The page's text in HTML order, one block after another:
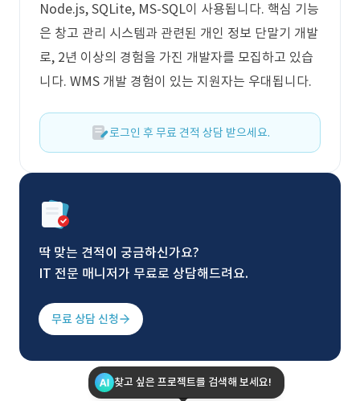
Node.js, SQLite, MS-SQL이 사용됩니다. 핵심 기능
은 창고 관리 시스템과 관련된 개인 정보 단말기 개발
로, 2년 이상의 경험을 가진 개발자를 모집하고 있습
니다. WMS 개발 경험이 있는 지원자는 우대됩니다.
로그인 후 무료 견적 상담 받으세요.
딱 맞는 견적이 궁금하신가요?
IT 전문 매니저가 무료로 상담해드려요.
무료 상담 신청
찾고 싶은 프로젝트를 검색해 보세요!